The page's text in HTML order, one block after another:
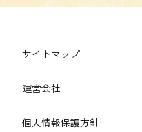
サイトマップ
運営会社
個人情報保護方針